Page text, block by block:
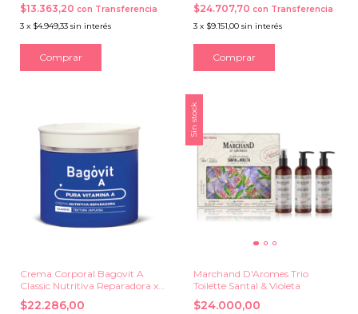
$13.363,20 con Transferencia
3 x $4.949,33 sin interés
$24.707,70 con Transferencia
3 x $9.151,00 sin interés
Crema Corporal Bagovit A
Classic Nutritiva Reparadora x
100 g.
$22.286,00
Sin stock
Marchand D'Aromes Trio
Toilette Santal & Violeta
$24.000,00